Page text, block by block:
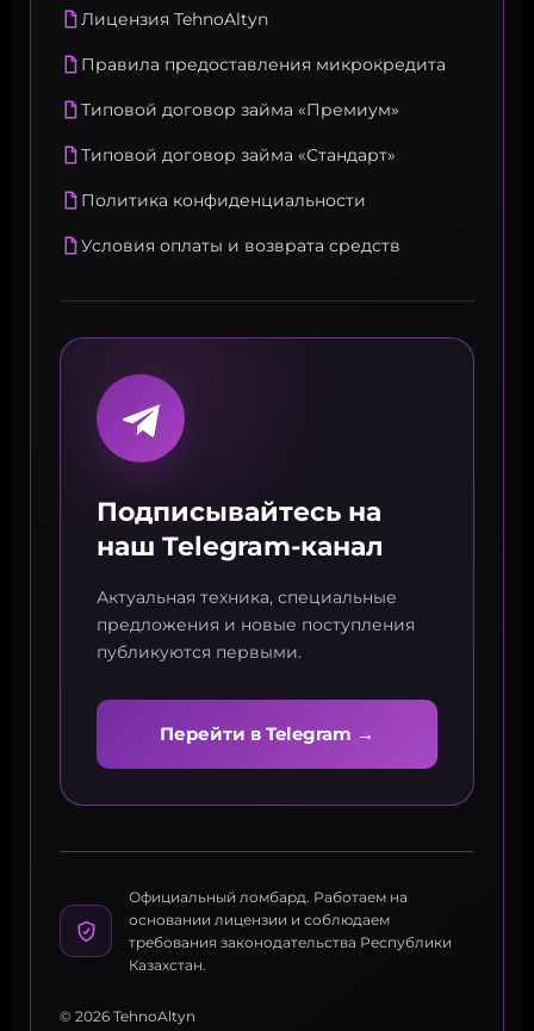
Лицензия TehnoAltyn
Правила предоставления микрокредита
Типовой договор займа «Премиум»
Типовой договор займа «Стандарт»
Политика конфиденциальности
Условия оплаты и возврата средств
Подписывайтесь на
наш Telegram-канал
Актуальная техника, специальные
предложения и новые поступления
публикуются первыми.
Перейти в Telegram →
Официальный ломбард. Работаем на
основании лицензии и соблюдаем
требования законодательства Республики
Казахстан.
© 2026 TehnoAltyn